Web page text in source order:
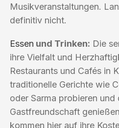
Musikveranstaltungen.
definitiv nicht.
Essen und Trinken: Die
ihre Vielfalt und
Restaurants und Cafés in
traditionelle Gerichte wie
oder Sarma probieren und
Gastfreundschaft
kommen hier auf ihre